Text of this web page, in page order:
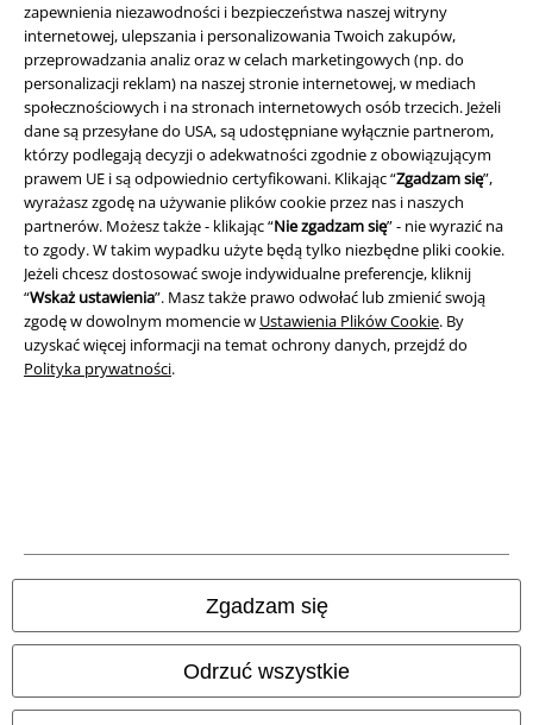
zapewnienia niezawodności i bezpieczeństwa naszej witryny
internetowej, ulepszania i personalizowania Twoich zakupów,
przeprowadzania analiz oraz w celach marketingowych (np. do
personalizacji reklam) na naszej stronie internetowej, w mediach
społecznościowych i na stronach internetowych osób trzecich. Jeżeli
dane są przesyłane do USA, są udostępniane wyłącznie partnerom,
którzy podlegają decyzji o adekwatności zgodnie z obowiązującym
prawem UE i są odpowiednio certyfikowani. Klikając “Zgadzam się”,
wyrażasz zgodę na używanie plików cookie przez nas i naszych
partnerów. Możesz także - klikając “Nie zgadzam się” - nie wyrazić na
to zgody. W takim wypadku użyte będą tylko niezbędne pliki cookie.
Jeżeli chcesz dostosować swoje indywidualne preferencje, kliknij
“Wskaż ustawienia”. Masz także prawo odwołać lub zmienić swoją
zgodę w dowolnym momencie w Ustawienia Plików Cookie. By
uzyskać więcej informacji na temat ochrony danych, przejdź do
Polityka prywatności.
Zgadzam się
Odrzuć wszystkie
A Warner Music Group Company
Unieszkodliwianie odpadów i ochrona środowiska